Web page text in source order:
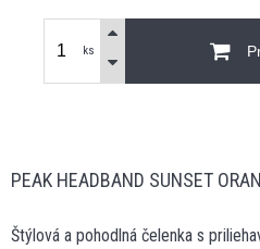
ks
PEAK HEADBAND SUNSET
Štýlová a pohodlná čelenka s